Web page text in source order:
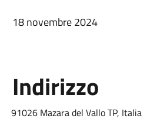
18 novembre 2024
Indirizzo
91026 Mazara del Vallo TP, Italia